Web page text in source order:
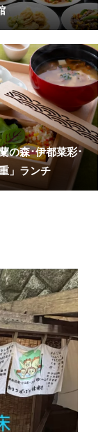
の森･伊都菜彩･
」ランチ